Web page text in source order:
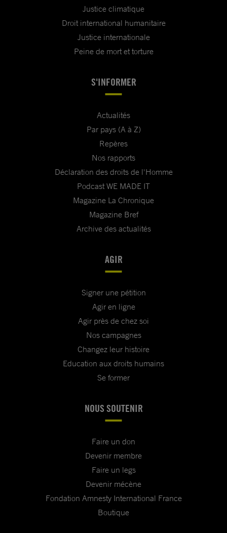
Justice climatique
Droit international humanitaire
Justice internationale
Peine de mort et torture
S'INFORMER
Actualités
Par pays (A à Z)
Repères
Nos rapports
Déclaration des droits de l'Homme
Podcast WE MADE IT
Magazine La Chronique
Magazine Bref
Archive des actualités
AGIR
Signer une pétition
Agir en ligne
Agir près de chez soi
Nos campagnes
Changez leur histoire
Education aux droits humains
Se former
NOUS SOUTENIR
Faire un don
Devenir membre
Faire un legs
Devenir mécène
Fondation Amnesty International France
Boutique